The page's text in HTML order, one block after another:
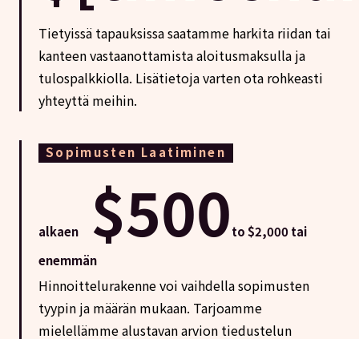
Tietyissä tapauksissa saatamme harkita riidan tai
kanteen vastaanottamista aloitusmaksulla ja
tulospalkkiolla. Lisätietoja varten ota rohkeasti
yhteyttä meihin.
Sopimusten Laatiminen
alkaen $500to $2,000 tai
enemmän
Hinnoittelurakenne voi vaihdella sopimusten
tyypin ja määrän mukaan. Tarjoamme
mielellämme alustavan arvion tiedustelun